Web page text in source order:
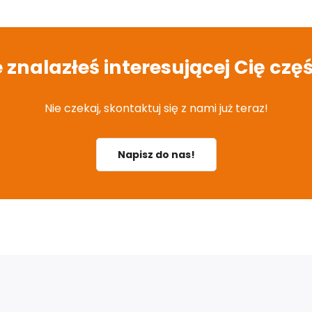
znalazłeś interesującej Cię
Nie czekaj, skontaktuj się z nami już teraz!
Napisz do nas!